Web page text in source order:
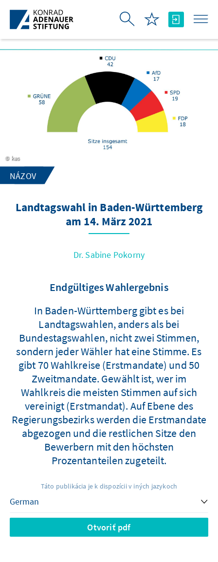
Skip to Main Content
kas
NÁZOV
Landtagswahl in Baden-Württemberg
am 14. März 2021
Dr. Sabine Pokorny
Endgültiges Wahlergebnis
In Baden-Württemberg gibt es bei
Landtagswahlen, anders als bei
Bundestagswahlen, nicht zwei Stimmen,
sondern jeder Wähler hat eine Stimme. Es
gibt 70 Wahlkreise (Erstmandate) und 50
Zweitmandate. Gewählt ist, wer im
Wahlkreis die meisten Stimmen auf sich
vereinigt (Erstmandat). Auf Ebene des
Regierungsbezirks werden die Erstmandate
abgezogen und die restlichen Sitze den
Bewerbern mit den höchsten
Prozentanteilen zugeteilt.
Táto publikácia je k dispozícii v iných jazykoch
Otvoriť pdf